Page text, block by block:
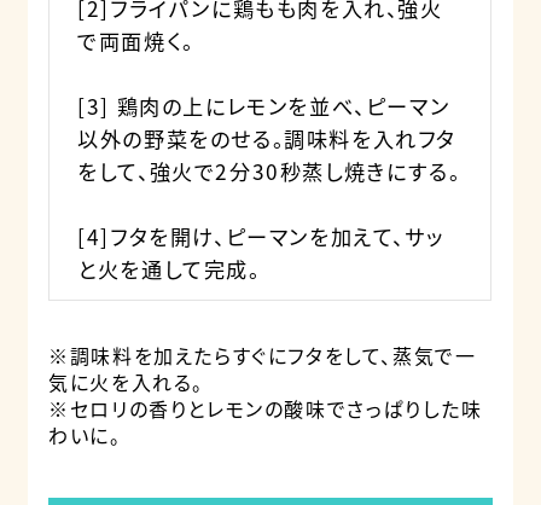
[2]フライパンに鶏もも肉を入れ、強火
で両面焼く。
[3] 鶏肉の上にレモンを並べ、ピーマン
以外の野菜をのせる。調味料を入れフタ
をして、強火で2分30秒蒸し焼きにする。
[4]フタを開け、ピーマンを加えて、サッ
と火を通して完成。
※調味料を加えたらすぐにフタをして、蒸気で一
気に火を入れる。
※セロリの香りとレモンの酸味でさっぱりした味
わいに。